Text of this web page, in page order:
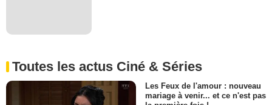
Toutes les actus Ciné & Séries
Les Feux de l'amour : nouveau
mariage à venir... et ce n'est pas